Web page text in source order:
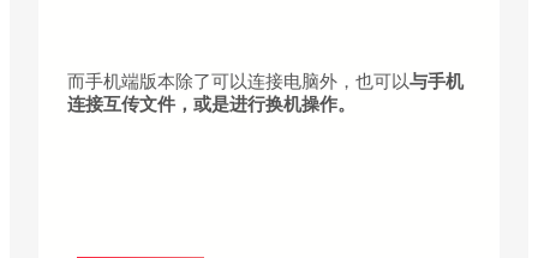
而手机端版本除了可以连接电脑外，也可以与手机
连接互传文件，或是进行换机操作。